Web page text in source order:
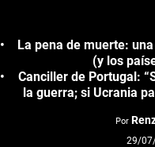
La pena de muerte:
(y los
Canciller de Portugal:
la guerra; si Ucrania
Por
29/